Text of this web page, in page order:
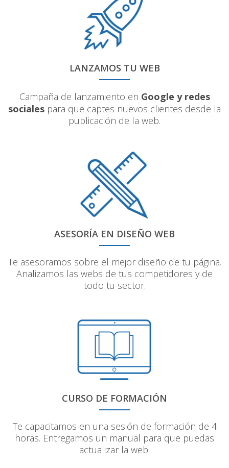
LANZAMOS TU WEB
Campaña de lanzamiento en Google y redes
sociales para que captes nuevos clientes desde la
publicación de la web.
ASESORÍA EN DISEÑO WEB
Te asesoramos sobre el mejor diseño de tu página.
Analizamos las webs de tus competidores y de
todo tu sector.
CURSO DE FORMACIÓN
Te capacitamos en una sesión de formación de 4
horas. Entregamos un manual para que puedas
actualizar la web.